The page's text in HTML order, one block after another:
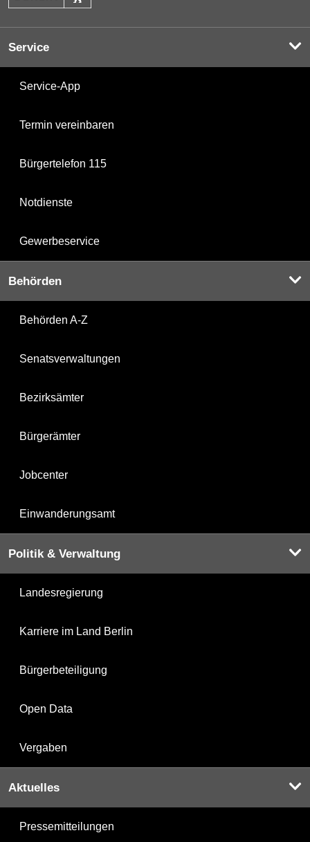
Service
Service-App
Termin vereinbaren
Bürgertelefon 115
Notdienste
Gewerbeservice
Behörden
Behörden A-Z
Senatsverwaltungen
Bezirksämter
Bürgerämter
Jobcenter
Einwanderungsamt
Politik & Verwaltung
Landesregierung
Karriere im Land Berlin
Bürgerbeteiligung
Open Data
Vergaben
Aktuelles
Pressemitteilungen